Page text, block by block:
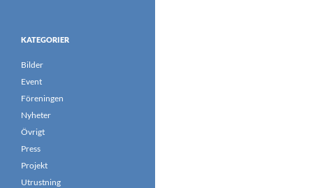
KATEGORIER
Bilder
Event
Föreningen
Nyheter
Övrigt
Press
Projekt
Utrustning